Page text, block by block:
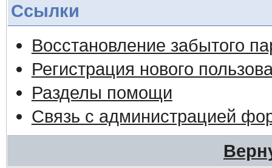
Ссылки
Восстановление забытого
Регистрация нового
Разделы помощи
Связь с администрацией